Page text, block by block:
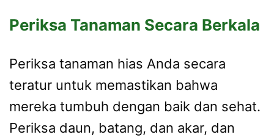
Periksa Tanaman Secara Berkala
Periksa tanaman hias Anda secara
teratur untuk memastikan bahwa
mereka tumbuh dengan baik dan sehat.
Periksa daun, batang, dan akar, dan